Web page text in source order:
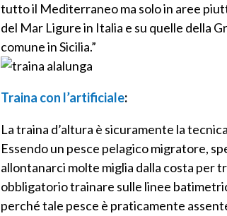
tutto il Mediterraneo ma solo in aree
del Mar Ligure in Italia e su quelle della
comune in Sicilia.”
Traina con l’artificiale:
La traina d’altura è sicuramente la
Essendo un pesce pelagico migratore,
allontanarci molte miglia dalla costa per
obbligatorio trainare sulle linee
perché tale pesce è praticamente